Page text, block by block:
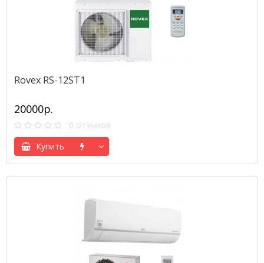
Rovex RS-12ST1
20000р.
0 отзывов
Купить